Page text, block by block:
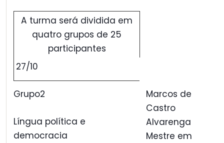
A turma será dividida em
quatro grupos de 25
participantes
27/10
Grupo2
Língua política e
democracia
Marcos de
Castro
Alvarenga
Mestre em